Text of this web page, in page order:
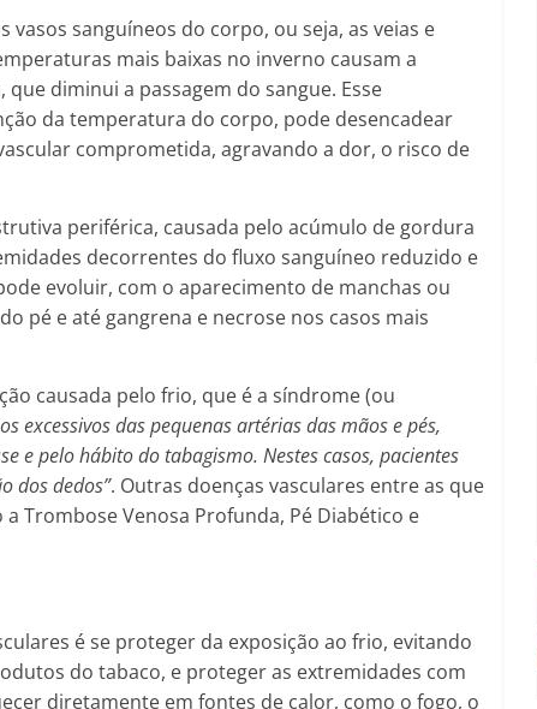
vasos sanguíneos do corpo, ou seja, as veias e
mais baixas no inverno causam a
diminui a passagem do sangue. Esse
da temperatura do corpo, pode desencadear
comprometida, agravando a dor, o risco de
periférica, causada pelo acúmulo de gordura
decorrentes do fluxo sanguíneo reduzido e
evoluir, com o aparecimento de manchas ou
pé e até gangrena e necrose nos casos mais
causada pelo frio, que é a síndrome (ou
excessivos das pequenas artérias das mãos e pés,
e pelo hábito do tabagismo. Nestes casos, pacientes
dos dedos”. Outras doenças vasculares entre as que
Trombose Venosa Profunda, Pé Diabético e
é se proteger da exposição ao frio, evitando
do tabaco, e proteger as extremidades com
diretamente em fontes de calor, como o fogo, o